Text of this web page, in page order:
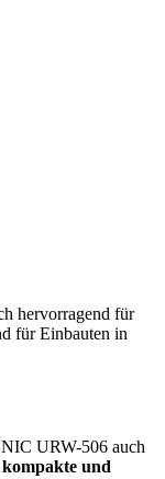
hervorragend für
für Einbauten in
URW-506 auch
kompakte und